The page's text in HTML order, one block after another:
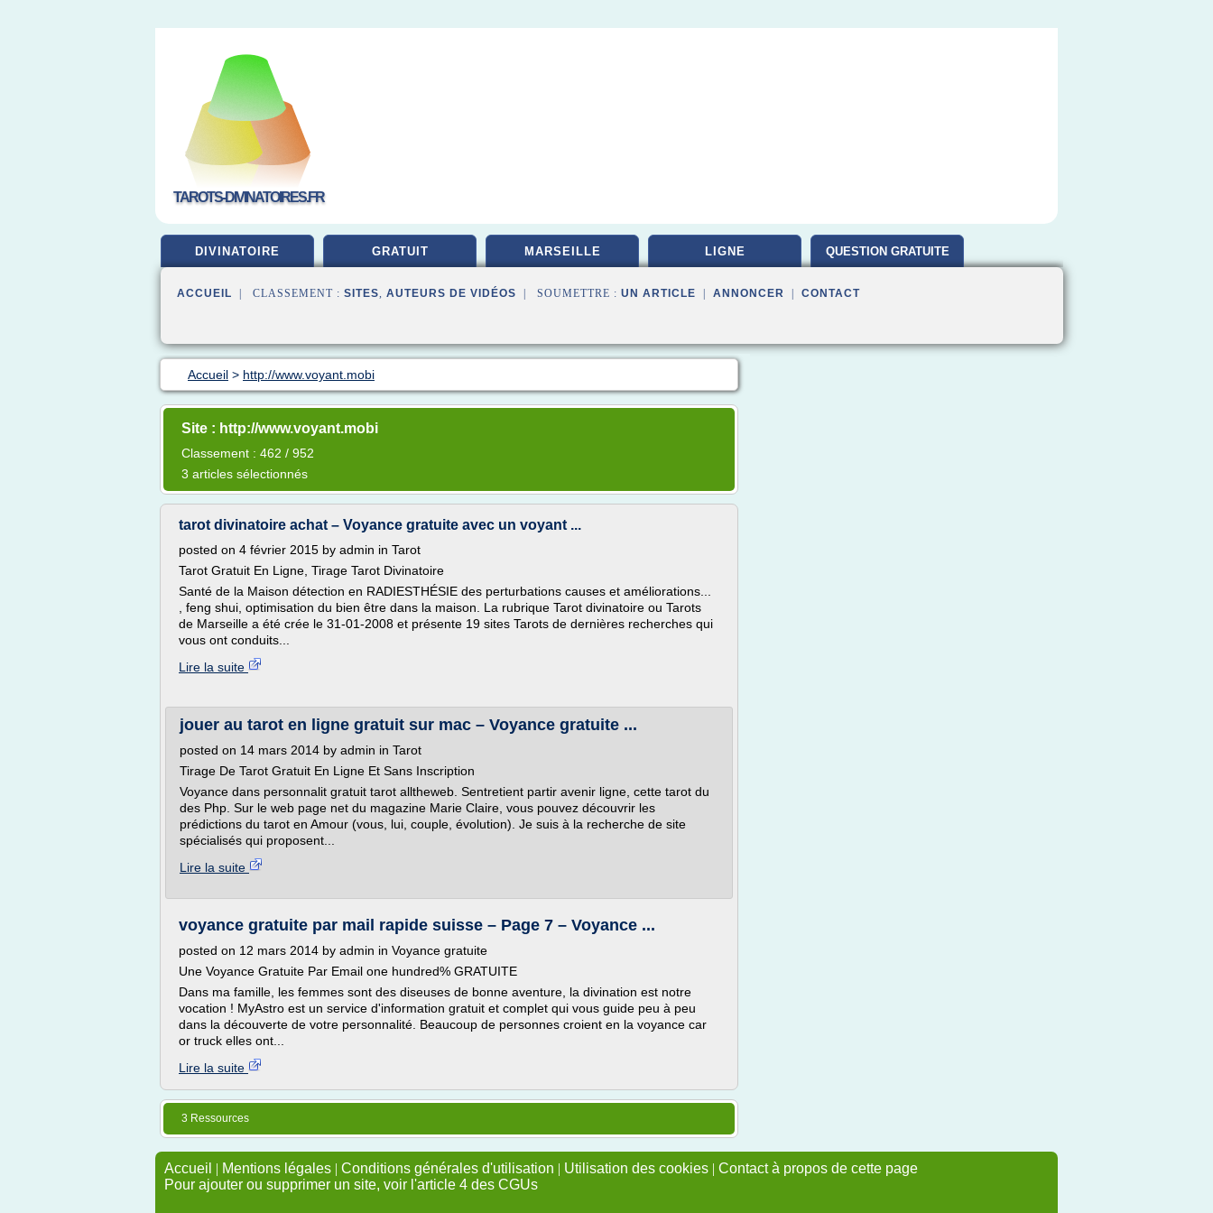
TAROTS-DIVINATOIRES.FR
DIVINATOIRE GRATUIT MARSEILLE LIGNE QUESTION GRATUITE
ACCUEIL | CLASSEMENT : SITES, AUTEURS DE VIDÉOS | SOUMETTRE : UN ARTICLE ANNONCER CONTACT
Accueil > http://www.voyant.mobi
Site : http://www.voyant.mobi
Classement : 462 / 952
3 articles sélectionnés
tarot divinatoire achat – Voyance gratuite avec un voyant ...
posted on 4 février 2015 by admin in Tarot
Tarot Gratuit En Ligne, Tirage Tarot Divinatoire
Santé de la Maison détection en RADIESTHÉSIE des perturbations causes et améliorations...
, feng shui, optimisation du bien être dans la maison. La rubrique Tarot divinatoire ou Tarots
de Marseille a été crée le 31-01-2008 et présente 19 sites Tarots de dernières recherches qui
vous ont conduits...
Lire la suite
jouer au tarot en ligne gratuit sur mac – Voyance gratuite ...
posted on 14 mars 2014 by admin in Tarot
Tirage De Tarot Gratuit En Ligne Et Sans Inscription
Voyance dans personnalit gratuit tarot alltheweb. Sentretient partir avenir ligne, cette tarot du
des Php. Sur le web page net du magazine Marie Claire, vous pouvez découvrir les
prédictions du tarot en Amour (vous, lui, couple, évolution). Je suis à la recherche de site
spécialisés qui proposent...
Lire la suite
voyance gratuite par mail rapide suisse – Page 7 – Voyance ...
posted on 12 mars 2014 by admin in Voyance gratuite
Une Voyance Gratuite Par Email one hundred% GRATUITE
Dans ma famille, les femmes sont des diseuses de bonne aventure, la divination est notre
vocation ! MyAstro est un service d'information gratuit et complet qui vous guide peu à peu
dans la découverte de votre personnalité. Beaucoup de personnes croient en la voyance car
or truck elles ont...
Lire la suite
3 Ressources
Accueil | Mentions légales | Conditions générales d'utilisation | Utilisation des cookies | Contact à propos de cette page
Pour ajouter ou supprimer un site, voir l'article 4 des CGUs